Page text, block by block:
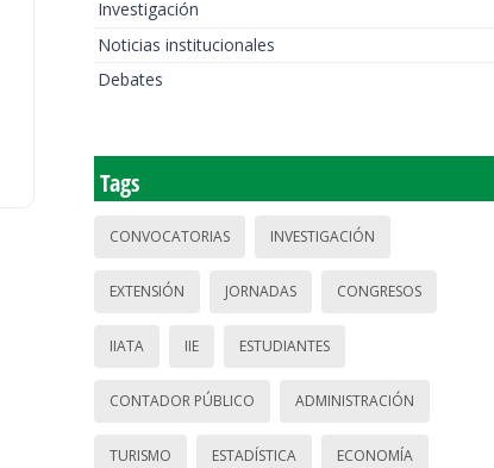
Investigación
Noticias institucionales
Debates
Tags
CONVOCATORIAS INVESTIGACIÓN
EXTENSIÓN JORNADAS CONGRESOS
IIATA IIE ESTUDIANTES
CONTADOR PÚBLICO ADMINISTRACIÓN
TURISMO ESTADÍSTICA ECONOMÍA